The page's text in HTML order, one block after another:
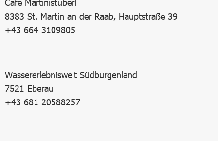
Cafe Martinistüberl
8383 St. Martin an der Raab, Hauptstraße 39
+43 664 3109805
Wassererlebniswelt Südburgenland
7521 Eberau
+43 681 20588257